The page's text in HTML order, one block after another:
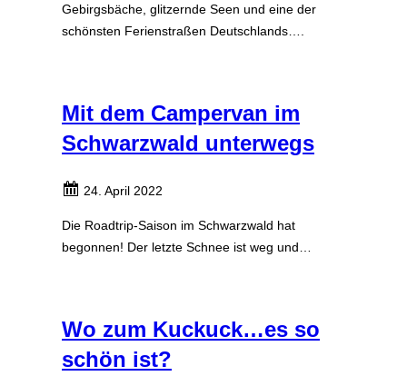
Gebirgsbäche, glitzernde Seen und eine der
schönsten Ferienstraßen Deutschlands….
Mit dem Campervan im
Schwarzwald unterwegs
24. April 2022
Die Roadtrip-Saison im Schwarzwald hat
begonnen! Der letzte Schnee ist weg und…
Wo zum Kuckuck…es so
schön ist?